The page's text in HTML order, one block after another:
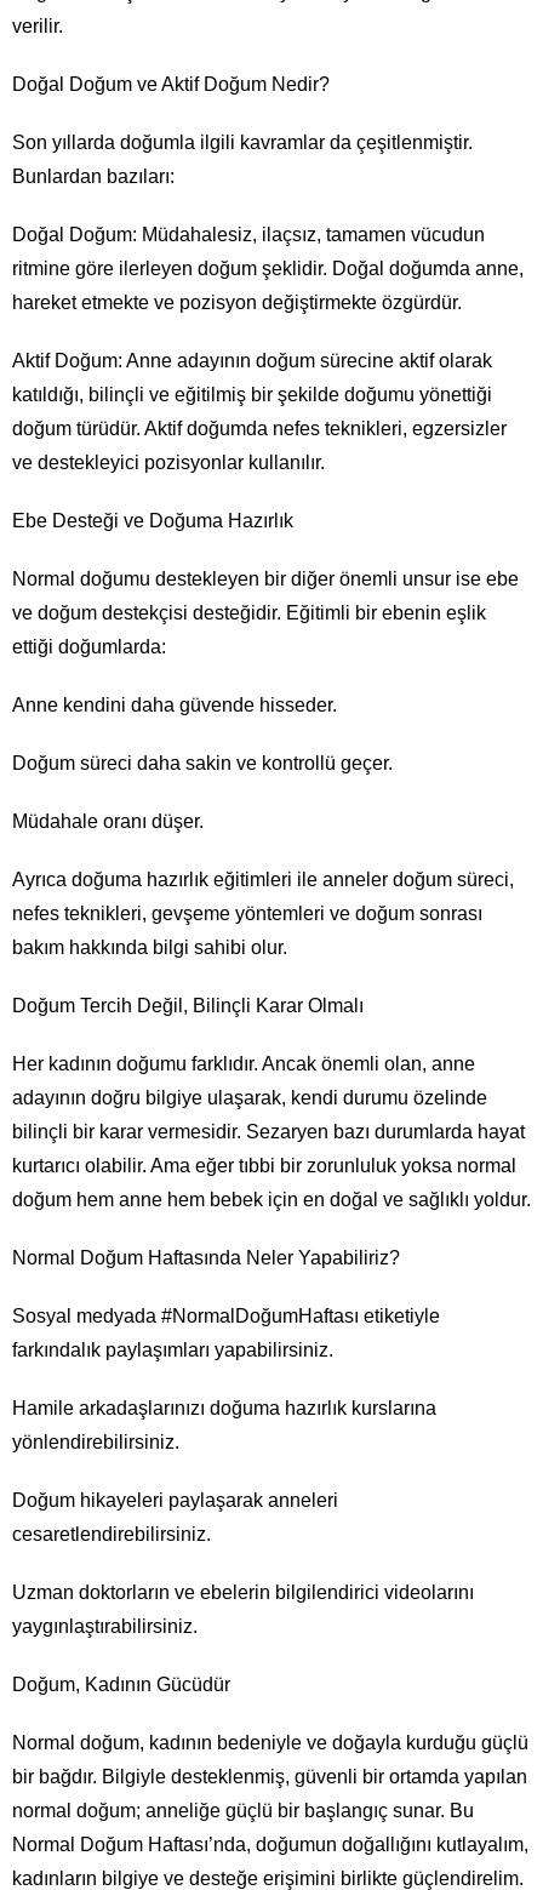
verilir.
Doğal Doğum ve Aktif Doğum Nedir?
Son yıllarda doğumla ilgili kavramlar da çeşitlenmiştir.
Bunlardan bazıları:
Doğal Doğum: Müdahalesiz, ilaçsız, tamamen vücudun
ritmine göre ilerleyen doğum şeklidir. Doğal doğumda anne,
hareket etmekte ve pozisyon değiştirmekte özgürdür.
Aktif Doğum: Anne adayının doğum sürecine aktif olarak
katıldığı, bilinçli ve eğitilmiş bir şekilde doğumu yönettiği
doğum türüdür. Aktif doğumda nefes teknikleri, egzersizler
ve destekleyici pozisyonlar kullanılır.
Ebe Desteği ve Doğuma Hazırlık
Normal doğumu destekleyen bir diğer önemli unsur ise ebe
ve doğum destekçisi desteğidir. Eğitimli bir ebenin eşlik
ettiği doğumlarda:
Anne kendini daha güvende hisseder.
Doğum süreci daha sakin ve kontrollü geçer.
Müdahale oranı düşer.
Ayrıca doğuma hazırlık eğitimleri ile anneler doğum süreci,
nefes teknikleri, gevşeme yöntemleri ve doğum sonrası
bakım hakkında bilgi sahibi olur.
Doğum Tercih Değil, Bilinçli Karar Olmalı
Her kadının doğumu farklıdır. Ancak önemli olan, anne
adayının doğru bilgiye ulaşarak, kendi durumu özelinde
bilinçli bir karar vermesidir. Sezaryen bazı durumlarda hayat
kurtarıcı olabilir. Ama eğer tıbbi bir zorunluluk yoksa normal
doğum hem anne hem bebek için en doğal ve sağlıklı yoldur.
Normal Doğum Haftasında Neler Yapabiliriz?
Sosyal medyada #NormalDoğumHaftası etiketiyle
farkındalık paylaşımları yapabilirsiniz.
Hamile arkadaşlarınızı doğuma hazırlık kurslarına
yönlendirebilirsiniz.
Doğum hikayeleri paylaşarak anneleri
cesaretlendirebilirsiniz.
Uzman doktorların ve ebelerin bilgilendirici videolarını
yaygınlaştırabilirsiniz.
Doğum, Kadının Gücüdür
Normal doğum, kadının bedeniyle ve doğayla kurduğu güçlü
bir bağdır. Bilgiyle desteklenmiş, güvenli bir ortamda yapılan
normal doğum; anneliğe güçlü bir başlangıç sunar. Bu
Normal Doğum Haftası’nda, doğumun doğallığını kutlayalım,
kadınların bilgiye ve desteğe erişimini birlikte güçlendirelim.